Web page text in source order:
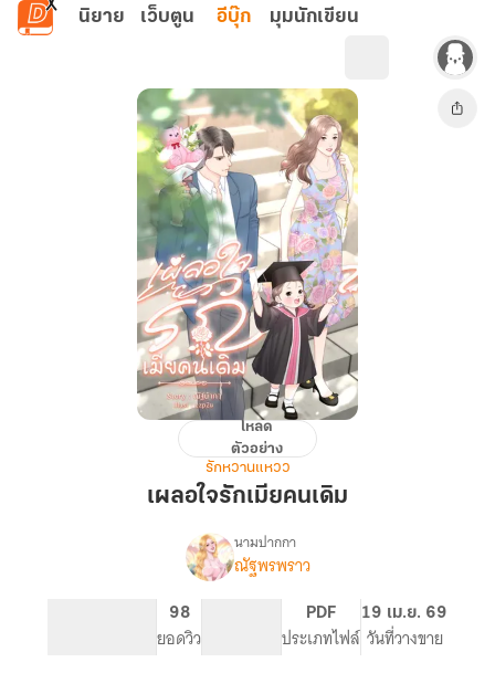
ข้ามไปยังเนื้อหาหลัก
นิยาย เว็บตูน อีบุ๊ก มุมนักเขียน
รัก
โหลด
ตัวอย่าง
รักหวานแหวว
เผลอใจรักเมียคนเดิม
เรื่อง
เผลอ
นามปากกา
ณัฐพรพราว
98
ยอดวิว
PDF
ประเภทไฟล์
19 เม.ย. 69
วันที่วางขาย